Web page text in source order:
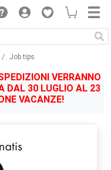
Job tips.
VERRANNO
DAL 30 LUGLIO AL 23
VACANZE!